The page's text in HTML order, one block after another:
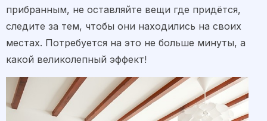
прибранным, не оставляйте вещи где придётся,
следите за тем, чтобы они находились на своих
местах. Потребуется на это не больше минуты, а
какой великолепный эффект!